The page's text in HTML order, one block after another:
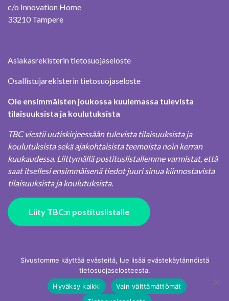
c/o Innovation Home
33210 Tampere
Asiakasrekisterin tietosuojaseloste
Osallistujarekisterin tietosuojaseloste
Ole ensimmäisten joukossa kuulemassa tulevista
tilaisuuksista ja koulutuksista
TBC viestii uutiskirjeessään tulevista tilaisuuksista ja
koulutuksista sekä ajakohtaisista teemoista noin kerran
kuukaudessa. Liittymällä postituslistallemme varmistat, että
saat itsellesi ensimmäisenä tiedot juuri sinua kiinnostavista
tilaisuuksista ja koulutuksista.
Liity TBC:n postituslistalle
Sivustomme käyttää evästeitä, lue lisää evästekäytännöistä
tietosuojaselosteesta.
Hyväksy kaikki
Vain välttämättömät